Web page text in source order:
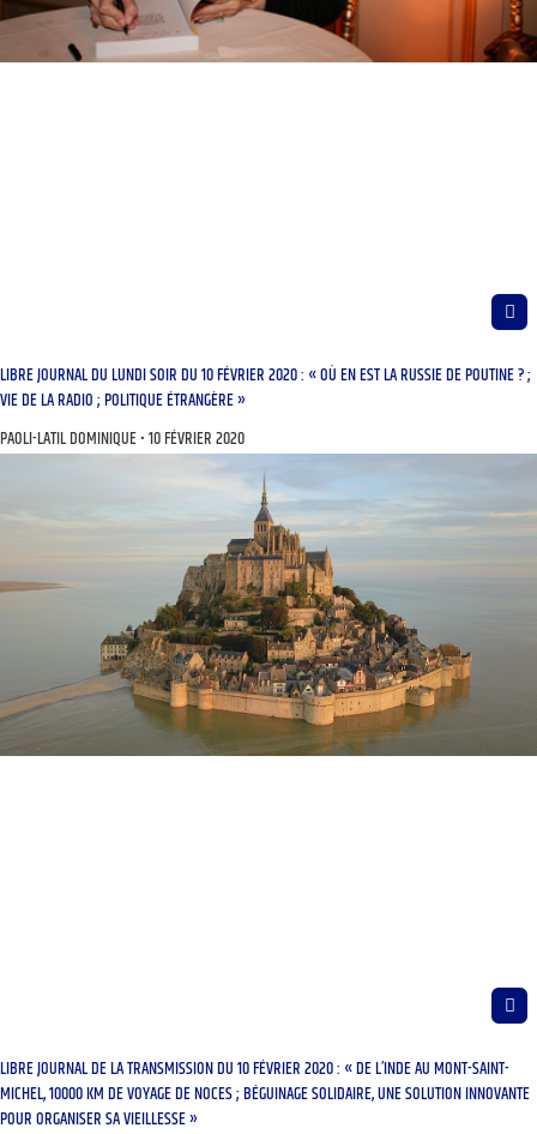
LIBRE JOURNAL DU LUNDI SOIR DU 10 FÉVRIER 2020 : « OÙ EN EST LA RUSSIE DE POUTINE ? ;
VIE DE LA RADIO ; POLITIQUE ÉTRANGÈRE »
PAOLI-LATIL DOMINIQUE 10 FÉVRIER 2020
LIBRE JOURNAL DE LA TRANSMISSION DU 10 FÉVRIER 2020 : « DE L’INDE AU MONT-SAINT-
MICHEL, 10000 KM DE VOYAGE DE NOCES ; BÉGUINAGE SOLIDAIRE, UNE SOLUTION INNOVANTE
POUR ORGANISER SA VIEILLESSE »